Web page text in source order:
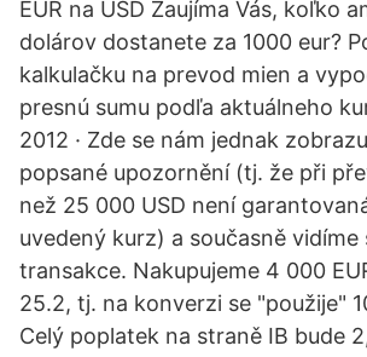
EUR na USD Zaujíma Vás, koľko
dolárov dostanete za 1000 eur?
kalkulačku na prevod mien a
presnú sumu podľa aktuálneho
2012 · Zde se nám jednak
popsané upozornění (tj. že při
než 25 000 USD není
uvedený kurz) a současně vidíme
transakce. Nakupujeme 4 000
25.2, tj. na konverzi se "použije"
Celý poplatek na straně IB bude